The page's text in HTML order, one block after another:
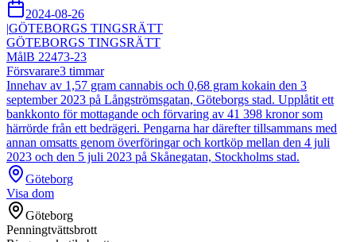
2024-08-26
|GÖTEBORGS TINGSRÄTT
GÖTEBORGS TINGSRÄTT
MålB 22473-23
Försvarare3 timmar
Innehav av 1,57 gram cannabis och 0,68 gram kokain den 3
september 2023 på Långströmsgatan, Göteborgs stad. Upplåtit ett
bankkonto för mottagande och förvaring av 41 398 kronor som
härrörde från ett bedrägeri. Pengarna har därefter tillsammans med
annan omsatts genom överföringar och kortköp mellan den 4 juli
2023 och den 5 juli 2023 på Skånegatan, Stockholms stad.
Göteborg
Visa dom
Göteborg
Penningtvättsbrott